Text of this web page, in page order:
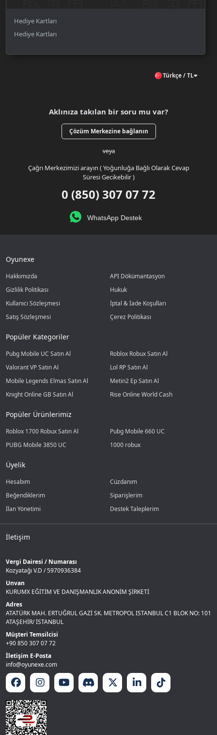
Hediye Kartları
Hediye Kartları
Türkçe / TL
Aklınıza takılan bir soru mu var?
Çözüm Merkezine bağlanın
veya
Çağrı Merkezimizi arayın ( Yoğunluğa Bağlı Olarak Cevap
Süresi Gecikebilir )
0 (850) 307 07 72
WhatsApp Destek
Oyunexe
Hakkımızda
API Dökümantasyon
Gizlilik Politikası
Hukuk
Kullanıcı Sözleşmesi
İptal & İade Koşulları
Satış Sözleşmesi
Çerez Politikası
Popüler Kategoriler
Pubg Mobile UC Satın Al
Roblox Robux Satın Al
Valorant VP Satın Al
Lol RP Satın Al
Mobile Legends Elmas Satın Al
Metin2 Ep Satın Al
Knight Online GB Satın Al
Rise Online World Cash
Popüler Ürünlerimiz
Roblox 1700 Robux Satın Al
Pubg Mobile 660 UC
PUBG Mobile 3850 UC
1000 robux
Üyelik
Hesabım
Cüzdanım
Beğendiklerim
Siparişlerim
İlan Yönetimi
Destek Taleplerim
İletişim
Vergi Dairesi / Numarası
Kozyatağı V.D / 5970936384
Unvan
KURUMX EĞİTİM VE DANIŞMANLIK ANONİM ŞİRKETİ
Adres
ATATÜRK MAH. ERTUĞRUL GAZİ SK. METROPOL ISTANBUL C1 BLOK NO: 101
ATAŞEHİR/ İSTANBUL
Müşteri Temsilcisi
+90 850 307 07 72
İletişim E-Posta
info@oyunexe.com